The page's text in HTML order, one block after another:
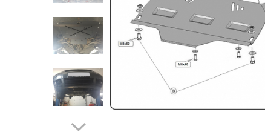
Carlige Alpine
Carlige Audi
Carlige Bmw
Carlige Cadillac
Carlige Chery